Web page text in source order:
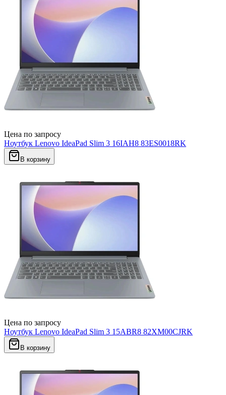
Цена по запросу
Ноутбук Lenovo IdeaPad Slim 3 16IAH8 83ES0018RK
В корзину
Цена по запросу
Ноутбук Lenovo IdeaPad Slim 3 15ABR8 82XM00CJRK
В корзину